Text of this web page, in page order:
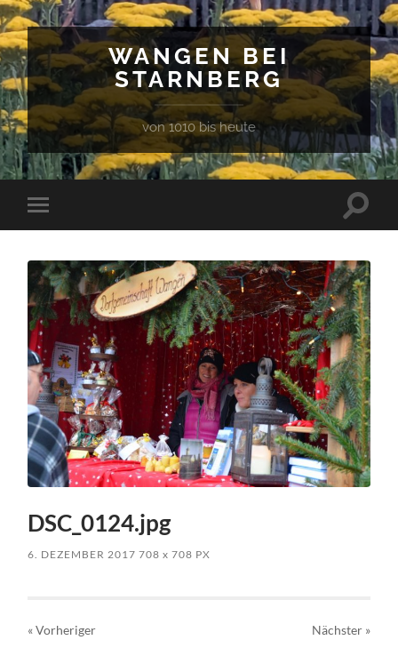
WANGEN BEI
STARNBERG
von 1010 bis heute
Mobile-
Menü
DSC_0124.jpg
6. DEZEMBER 2017 708x 708 PX
« Vorheriger Nächster »